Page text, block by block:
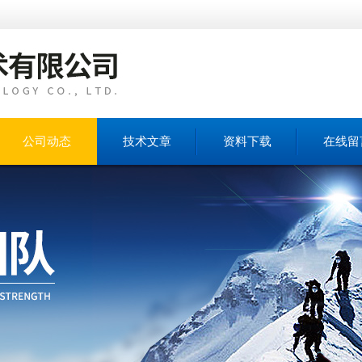
公司动态 技术文章 资料下载 在线留